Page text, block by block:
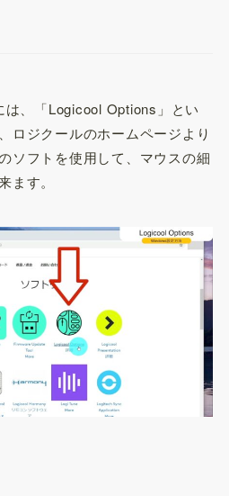
、「Logicool Options」とい
ロジクールのホームページより
ソフトを使用して、マウスの細
ます。